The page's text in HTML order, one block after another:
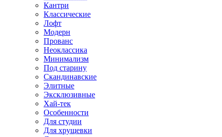
Кантри
Классические
Лофт
Модерн
Прованс
Неоклассика
Минимализм
Под старину
Скандинавские
Элитные
Эксклюзивные
Хай-тек
Особенности
Для студии
Для хрущевки